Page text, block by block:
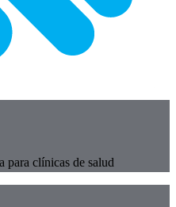
para clínicas de salud